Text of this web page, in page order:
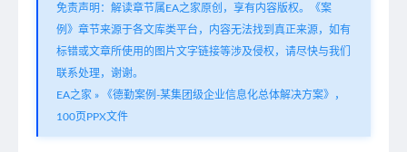
免责声明：解读章节属EA之家原创，享有内容版权。《案
例》章节来源于各文库类平台，内容无法找到真正来源，如有
标错或文章所使用的图片文字链接等涉及侵权，请尽快与我们
联系处理，谢谢。
EA之家 »
《德勤案例-某集团级企业信息化总体解决方案》，
100页PPX文件